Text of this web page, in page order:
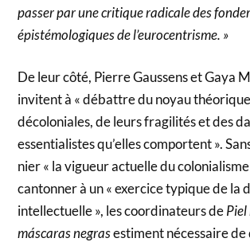
passer par une critique radicale des
épistémologiques de l’eurocentrisme. »
De leur côté, Pierre Gaussens et Gaya
invitent à « débattre du noyau
décoloniales, de leurs fragilités et des
essentialistes qu’elles comportent ».
nier « la vigueur actuelle du colonialisme
cantonner à un « exercice typique de la
intellectuelle », les coordinateurs dePiel
máscaras negrasestiment nécessaire